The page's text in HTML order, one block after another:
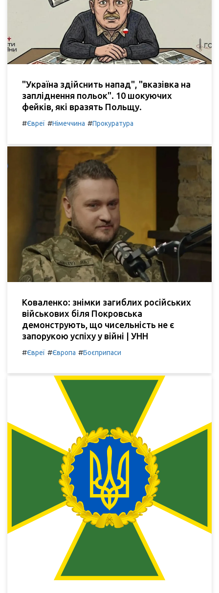
"Україна здійснить напад", "вказівка на
запліднення польок". 10 шокуючих
фейків, які вразять Польщу.
#Євреї #Німеччина #Прокуратура
Коваленко: знімки загиблих російських
військових біля Покровська
демонструють, що чисельність не є
запорукою успіху у війні | УНН
#Євреї #Європа #Боєприпаси